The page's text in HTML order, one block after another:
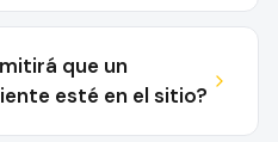
que un
esté en el sitio?